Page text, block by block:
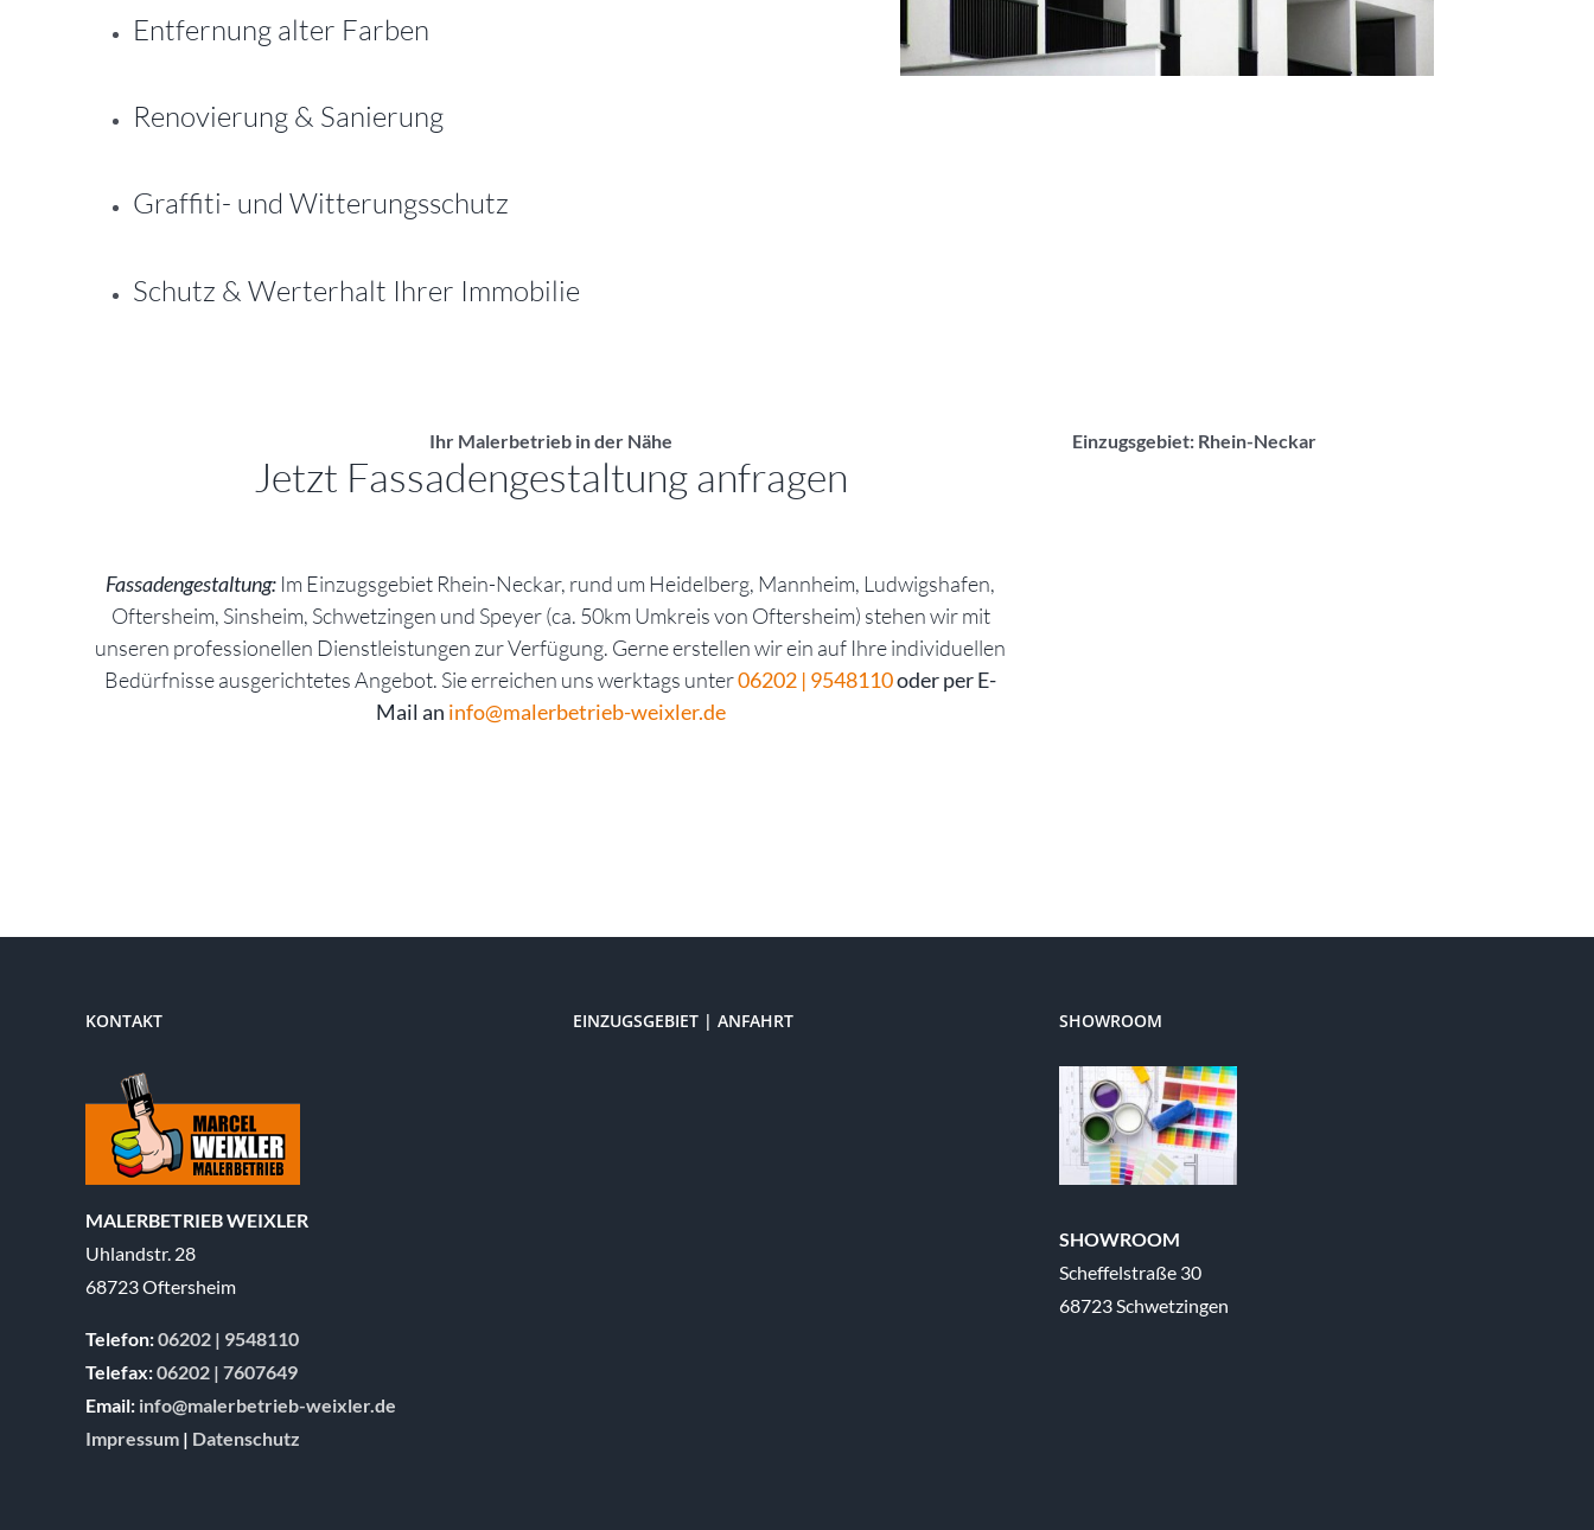
Entfernung alter Farben
Renovierung & Sanierung
Graffiti- und Witterungsschutz
Schutz & Werterhalt Ihrer Immobilie
Ihr Malerbetrieb in der Nähe
Jetzt Fassadengestaltung anfragen
Fassadengestaltung: Im Einzugsgebiet Rhein-Neckar, rund um Heidelberg, Mannheim, Ludwigshafen,
Oftersheim, Sinsheim, Schwetzingen und Speyer (ca. 50km Umkreis von Oftersheim) stehen wir mit
unseren professionellen Dienstleistungen zur Verfügung. Gerne erstellen wir ein auf Ihre individuellen
Bedürfnisse ausgerichtetes Angebot. Sie erreichen uns werktags unter06202 | 9548110oder per E-
Mail an info@malerbetrieb-weixler.de
Einzugsgebiet: Rhein-Neckar
KONTAKT
MALERBETRIEB WEIXLER
Uhlandstr. 28
68723 Oftersheim
Telefon:06202 | 9548110
Telefax:06202 | 7607649
Email: info@malerbetrieb-weixler.de
Impressum | Datenschutz
EINZUGSGEBIET | ANFAHRT SHOWROOM
SHOWROOM
Scheffelstraße 30
68723 Schwetzingen